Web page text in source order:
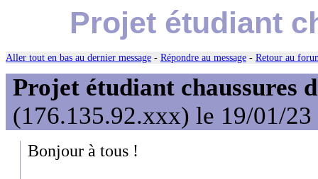
Projet étudiant
Aller tout en bas au dernier message - Répondre au message - Retour au
Projet étudiant chaussures
(176.135.92.xxx) le 19/01/23
Bonjour à tous !